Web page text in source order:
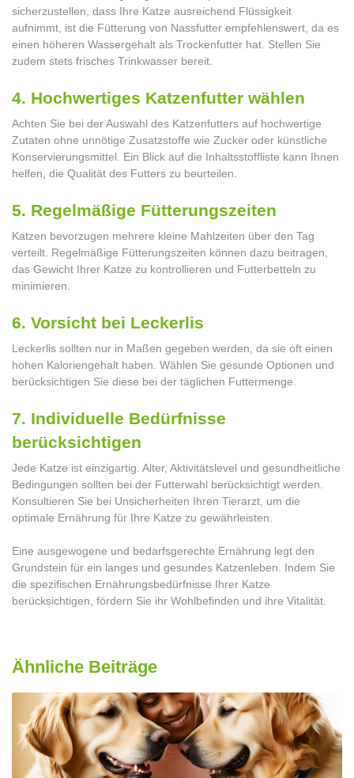
sicherzustellen, dass Ihre Katze ausreichend Flüssigkeit
aufnimmt, ist die Fütterung von Nassfutter empfehlenswert, da es
einen höheren Wassergehalt als Trockenfutter hat. Stellen Sie
zudem stets frisches Trinkwasser bereit.
4. Hochwertiges Katzenfutter wählen
Achten Sie bei der Auswahl des Katzenfutters auf hochwertige
Zutaten ohne unnötige Zusatzstoffe wie Zucker oder künstliche
Konservierungsmittel. Ein Blick auf die Inhaltsstoffliste kann Ihnen
helfen, die Qualität des Futters zu beurteilen.
5. Regelmäßige Fütterungszeiten
Katzen bevorzugen mehrere kleine Mahlzeiten über den Tag
verteilt. Regelmäßige Fütterungszeiten können dazu beitragen,
das Gewicht Ihrer Katze zu kontrollieren und Futterbetteln zu
minimieren.
6. Vorsicht bei Leckerlis
Leckerlis sollten nur in Maßen gegeben werden, da sie oft einen
hohen Kaloriengehalt haben. Wählen Sie gesunde Optionen und
berücksichtigen Sie diese bei der täglichen Futtermenge.
7. Individuelle Bedürfnisse
berücksichtigen
Jede Katze ist einzigartig. Alter, Aktivitätslevel und gesundheitliche
Bedingungen sollten bei der Futterwahl berücksichtigt werden.
Konsultieren Sie bei Unsicherheiten Ihren Tierarzt, um die
optimale Ernährung für Ihre Katze zu gewährleisten.
Eine ausgewogene und bedarfsgerechte Ernährung legt den
Grundstein für ein langes und gesundes Katzenleben. Indem Sie
die spezifischen Ernährungsbedürfnisse Ihrer Katze
berücksichtigen, fördern Sie ihr Wohlbefinden und ihre Vitalität.
Ähnliche Beiträge